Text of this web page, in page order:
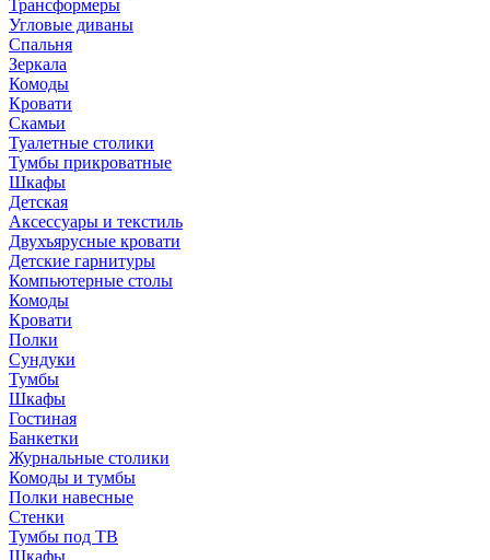
Трансформеры
Угловые диваны
Спальня
Зеркала
Комоды
Кровати
Скамьи
Туалетные столики
Тумбы прикроватные
Шкафы
Детская
Аксессуары и текстиль
Двухъярусные кровати
Детские гарнитуры
Компьютерные столы
Комоды
Кровати
Полки
Сундуки
Тумбы
Шкафы
Гостиная
Банкетки
Журнальные столики
Комоды и тумбы
Полки навесные
Стенки
Тумбы под ТВ
Шкафы